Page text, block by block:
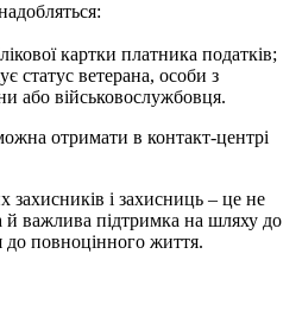
картки платника податків;
статус ветерана, особи з
або військовослужбовця.
отримати в контакт-центрі
захисників і захисниць – це не
й важлива підтримка на шляху до
до повноцінного життя.